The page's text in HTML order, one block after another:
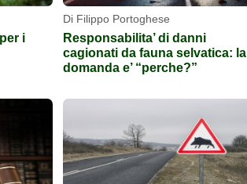
i
Di Filippo Portoghese
Responsabilita’ di danni
cagionati da fauna selvatica: la
domanda e’ “perche?”